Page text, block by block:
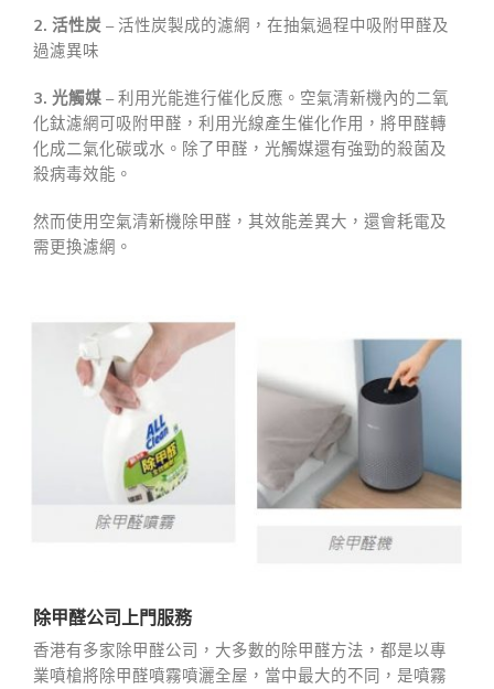
2. 活性炭 – 活性炭製成的濾網，在抽氣過程中吸附甲醛及
過濾異味
3. 光觸媒 – 利用光能進行催化反應。空氣清新機內的二氧
化鈦濾網可吸附甲醛，利用光線產生催化作用，將甲醛轉
化成二氣化碳或水。除了甲醛，光觸媒還有強勁的殺菌及
殺病毒效能。
然而使用空氣清新機除甲醛，其效能差異大，還會耗電及
需更換濾網。
除甲醛公司上門服務
香港有多家除甲醛公司，大多數的除甲醛方法，都是以專
業噴槍將除甲醛噴霧噴灑全屋，當中最大的不同，是噴霧